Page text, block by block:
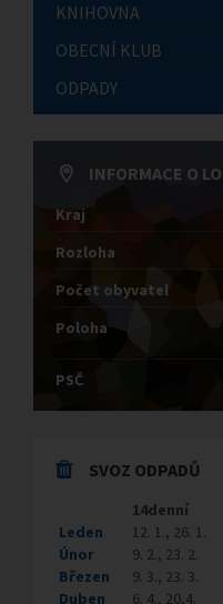
KNIHOVNA
OBECNÍ KLUB
ODPADY
INFORMACE O
Kraj
Rozloha
Počet obyvatel
Poloha
PSČ
SVOZ ODPADŮ
14denní
Leden
12. 1., 26. 1.
Únor
9. 2., 23. 2.
Březen
9. 3., 23. 3.
Duben
6. 4., 20,4.